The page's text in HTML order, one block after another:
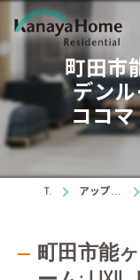
町田市
デンル
ココ
TOP アップデート情報
町田市能